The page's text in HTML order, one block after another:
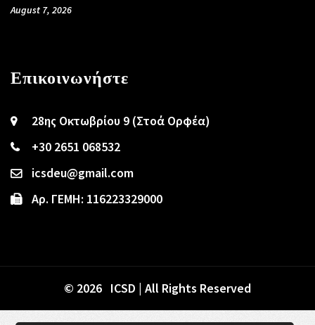
August 7, 2026
Επικοινωνήστε
28ης Οκτωβρίου 9 (Στοά Ορφέα)
+30 2651 068532
icsdeu@gmail.com
Αρ. ΓΕΜΗ: 116223329000
© 2026 ICSD | All Rights Reserved